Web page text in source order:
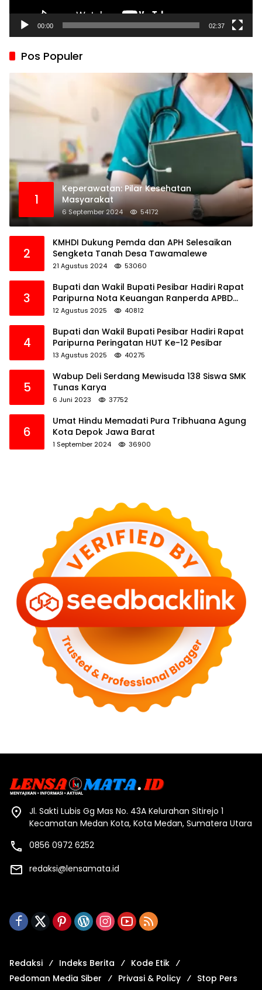
00:00 02:37
Pos Populer
1
Keperawatan: Pilar Kesehatan
Masyarakat
6 September 2024 54172
2
KMHDI Dukung Pemda dan APH Selesaikan
Sengketa Tanah Desa Tawamalewe
21 Agustus 2024 53060
3
Bupati dan Wakil Bupati Pesibar Hadiri Rapat
Paripurna Nota Keuangan Ranperda APBD
Perubahan TA 2025
12 Agustus 2025 40812
4
Bupati dan Wakil Bupati Pesibar Hadiri Rapat
Paripurna Peringatan HUT Ke-12 Pesibar
13 Agustus 2025 40275
5
Wabup Deli Serdang Mewisuda 138 Siswa SMK
Tunas Karya
6 Juni 2023 37752
6
Umat Hindu Memadati Pura Tribhuana Agung
Kota Depok Jawa Barat
1 September 2024 36900
Jl. Sakti Lubis Gg Mas No. 43A Kelurahan Sitirejo 1
Kecamatan Medan Kota, Kota Medan, Sumatera Utara
0856 0972 6252
redaksi@lensamata.id
Redaksi Indeks Berita
Kode Etik
Pedoman Media Siber
Privasi & Policy Stop Pers